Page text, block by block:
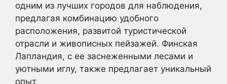
одним из лучших городов для наблюдения,
предлагая комбинацию удобного
расположения, развитой туристической
отрасли и живописных пейзажей. Финская
Лапландия, с ее заснеженными лесами и
уютными иглу, также предлагает уникальный
опыт.